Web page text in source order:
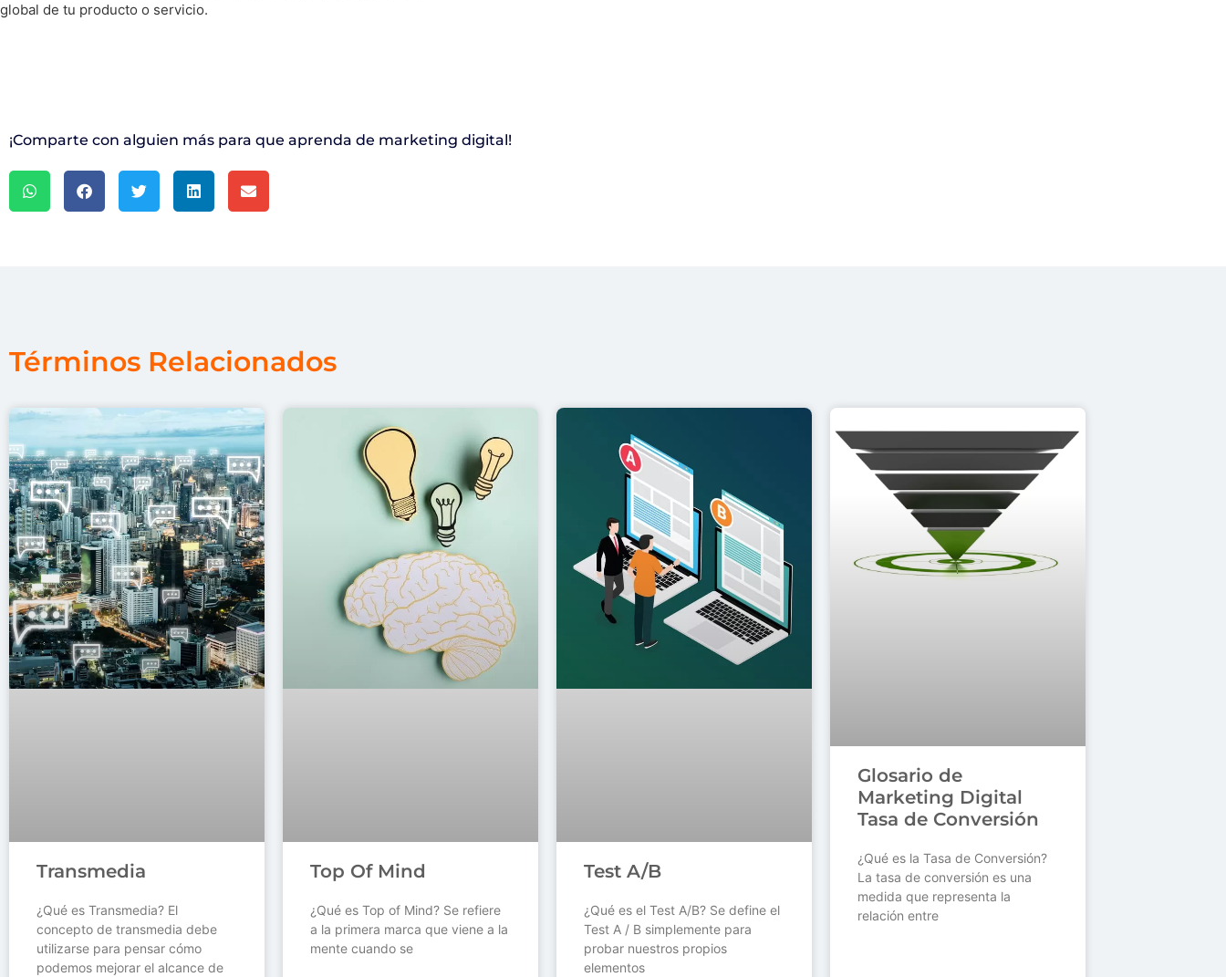
global de tu producto o servicio.
¡Comparte con alguien más para que aprenda de marketing digital!
Términos Relacionados
Transmedia
¿Qué es Transmedia? El
concepto de transmedia debe
utilizarse para pensar cómo
podemos mejorar el alcance de
Top Of Mind
¿Qué es Top of Mind? Se refiere
a la primera marca que viene a la
mente cuando se
Test A/B
¿Qué es el Test A/B? Se define el
Test A / B simplemente para
probar nuestros propios
elementos
Glosario de
Marketing Digital
Tasa de Conversión
¿Qué es la Tasa de Conversión?
La tasa de conversión es una
medida que representa la
relación entre